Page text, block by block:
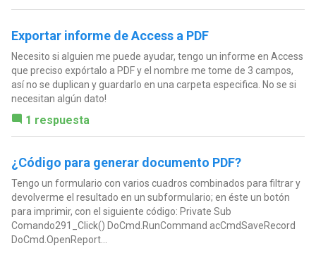
Exportar informe de Access a PDF
Necesito si alguien me puede ayudar, tengo un informe en Access
que preciso expórtalo a PDF y el nombre me tome de 3 campos,
así no se duplican y guardarlo en una carpeta especifica. No se si
necesitan algún dato!
1 respuesta
¿Código para generar documento PDF?
Tengo un formulario con varios cuadros combinados para filtrar y
devolverme el resultado en un subformulario; en éste un botón
para imprimir, con el siguiente código: Private Sub
Comando291_Click() DoCmd.RunCommand acCmdSaveRecord
DoCmd.OpenReport...